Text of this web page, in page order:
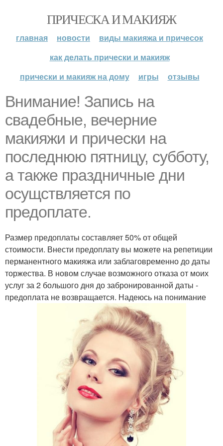
ПРИЧЕСКА И МАКИЯЖ
главная новости
виды макияжа и причесок
как делать прически и макияж
прически и макияж на дому
игры отзывы
Внимание! Запись на
свадебные, вечерние
макияжи и прически на
последнюю пятницу, субботу,
а также праздничные дни
осущствляется по
предоплате.
Размер предоплаты составляет 50% от общей
стоимости. Внести предоплату вы можете на репетиции
перманентного макияжа или заблаговременно до даты
торжества. В новом случае возможного отказа от моих
услуг за 2 большого дня до забронированной даты -
предоплата не возвращается. Надеюсь на понимание